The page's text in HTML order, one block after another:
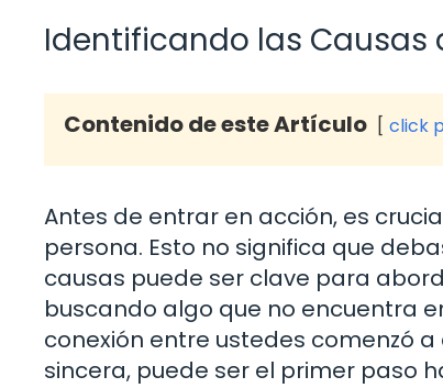
Identificando las Causas
Contenido de este Artículo click
Antes de entrar en acción, es
persona. Esto no significa que
causas puede ser clave para
buscando algo que no encuentra
conexión entre ustedes comenzó
sincera, puede ser el primer paso